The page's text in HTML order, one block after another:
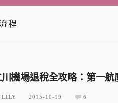
程
川機場退稅全攻略：第一
LILY 2015-10-19 6